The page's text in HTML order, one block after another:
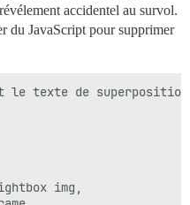
accidentel au survol.
du JavaScript pour supprimer
le texte de